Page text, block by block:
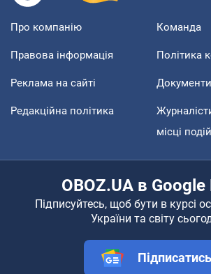
Про компанію Команда
Правова інформація Політика
Реклама на сайті Документи
Редакційна політика
місці подій
OBOZ.UA в Google
Підписуйтесь, щоб бути в курсі
України та світу
Підписатись